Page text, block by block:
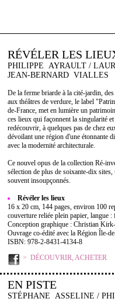
RÉVÉLER LES
PHILIPPE AYRAULT /
JEAN-BERNARD VIALLES
De la ferme briarde à la cité-jardin,
aux théâtres de verdure, le label
de-France, met en lumière un
ces lieux qui façonnent la singularité
redécouvrir, à quelques pas de chez
dévoilant une région d'une étonnante
avec la modernité architecturale.
Ce nouvel opus de la collection Ré-
sélection de plus de soixante-dix
souvent insoupçonnés.
Révéler les lieux
16 x 20 cm, 144 pages, environ 100
couverture reliée plein papier, langue :
Conception graphique : Christian
Ouvrage co-édité avec la Région Île-
ISBN: 978-2-8431-4134-8
DÉCOUVRIR, ACHETER
EN PISTE
STÉPHANE ASSELINE /